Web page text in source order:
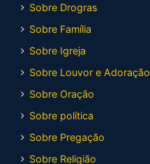
Sobre Drogras
Sobre Família
Sobre Igreja
Sobre Louvor e Adoração
Sobre Oração
Sobre política
Sobre Pregação
Sobre Religião